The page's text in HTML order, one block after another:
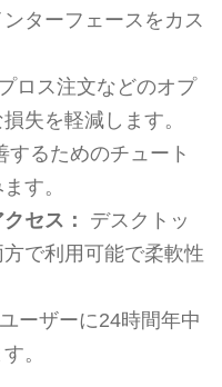
ターフェースをカス
ロス注文などのオプ
失を軽減します。
するためのチュート
す。
セス：
デスクトッ
で利用可能で柔軟性
ーザーに24時間年中
。